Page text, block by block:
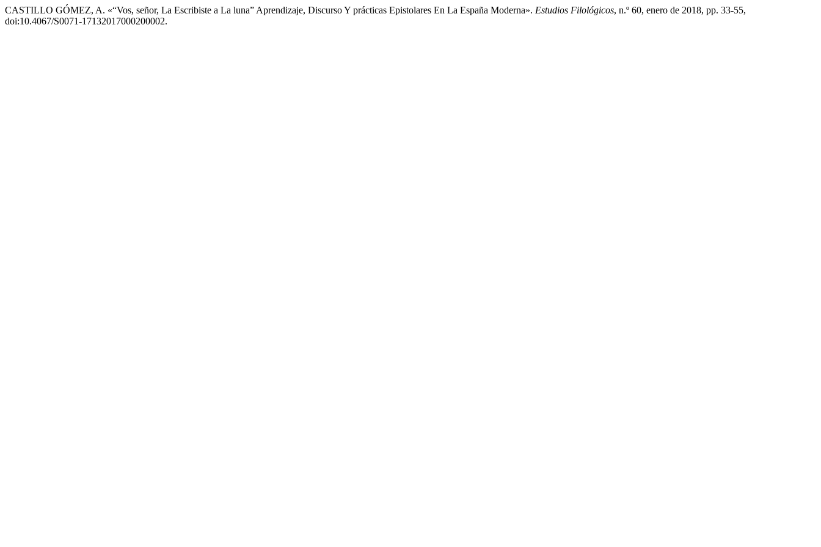
CASTILLO GÓMEZ, A. «“Vos, señor, La Escribiste a La luna” Aprendizaje, Discurso Y prácticas Epistolares En La España Moderna». Estudios Filológicos, n.º 60, enero de 2018, pp. 33-55,
doi:10.4067/S0071-17132017000200002.